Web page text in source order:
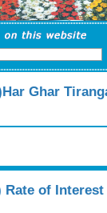
Ghar
Rate of